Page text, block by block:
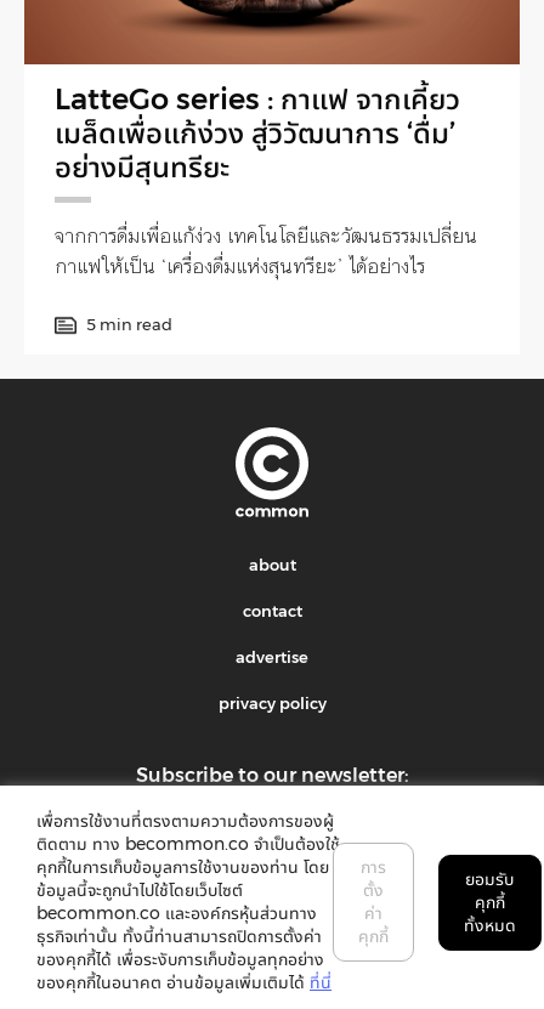
LatteGo series : กาแฟ จากเคี้ยว
เมล็ดเพื่อแก้ง่วง สู่วิวัฒนาการ ‘ดื่ม’
อย่างมีสุนทรียะ
จากการดื่มเพื่อแก้ง่วง เทคโนโลยีและวัฒนธรรมเปลี่ยน
กาแฟให้เป็น ‘เครื่องดื่มแห่งสุนทรียะ’ ได้อย่างไร
5 min read
about
contact
advertise
privacy policy
Subscribe to our newsletter:
submit
©2018 common. All rights reserved
เพื่อการใช้งานที่ตรงตามความต้องการของผู้
ติดตาม ทาง becommon.co จำเป็นต้องใช้
คุกกี้ในการเก็บข้อมูลการใช้งานของท่าน โดย
ข้อมูลนี้จะถูกนำไปใช้โดยเว็บไซต์
becommon.co และองค์กรหุ้นส่วนทาง
ธุรกิจเท่านั้น ทั้งนี้ท่านสามารถปิดการตั้งค่า
ของคุกกี้ได้ เพื่อระงับการเก็บข้อมูลทุกอย่าง
ของคุกกี้ในอนาคต อ่านข้อมูลเพิ่มเติมได้ ที่นี่
การ
ตั้ง
ค่า
คุกกี้
ยอมรับ
คุกกี้
ทั้งหมด